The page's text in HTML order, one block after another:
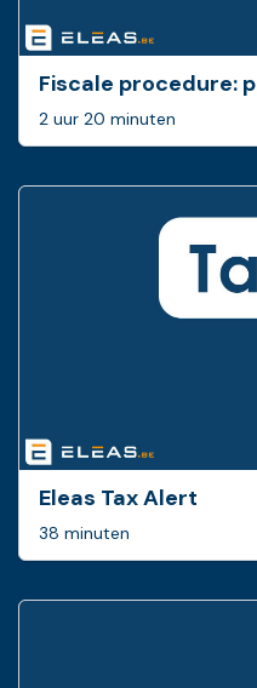
Fiscale procedure:
2 uur 20 minuten
Eleas Tax Alert
38 minuten